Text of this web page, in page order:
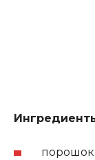
порошок